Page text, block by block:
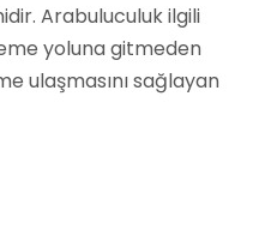
Arabuluculuk ilgili
yoluna gitmeden
ulaşmasını sağlayan